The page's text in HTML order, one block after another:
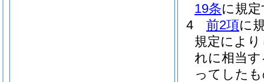
19条に規
4
前2項に
規定によ
れに相当
ってした